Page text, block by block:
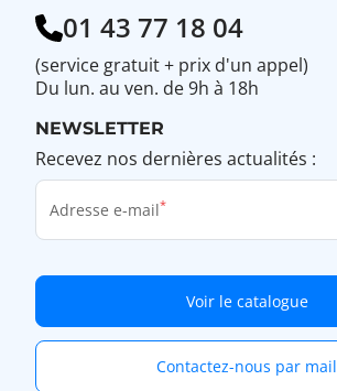
01 43 77 18 04
(service gratuit + prix d'un appel)
Du lun. au ven. de 9h à 18h
NEWSLETTER
Recevez nos dernières actualités :
Adresse e-mail
Voir le catalogue
Contactez-nous par mail